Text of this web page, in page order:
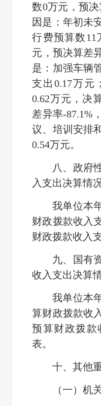
数0万元，预
因是：年初未
行费预算数11
元，预决算差
是：加强车辆
支出0.17万元
0.62万元，决
差异率-87.1%
议、培训安排
0.54万元。
八、政府
入支出决算情
我单位本
财政拨款收入
财政拨款收入
九、国有
收入支出决算
我单位本
算财政拨款收
预算财政拨款
表。
十、其他
（一）机